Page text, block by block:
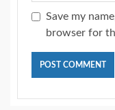
Save my
browser for